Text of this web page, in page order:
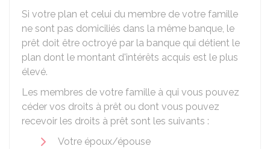
Si votre plan et celui du membre de votre famille
ne sont pas domiciliés dans la même banque, le
prêt doit être octroyé par la banque qui détient le
plan dont le montant d'intérêts acquis est le plus
élevé.
Les membres de votre famille à qui vous pouvez
céder vos droits à prêt ou dont vous pouvez
recevoir les droits à prêt sont les suivants :
Votre époux/épouse